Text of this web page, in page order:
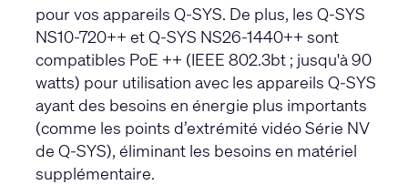
pour vos appareils Q-SYS. De plus, les Q-SYS
NS10-720++ et Q-SYS NS26-1440++ sont
compatibles PoE ++ (IEEE 802.3bt ; jusqu'à 90
watts) pour utilisation avec les appareils Q-SYS
ayant des besoins en énergie plus importants
(comme les points d’extrémité vidéo Série NV
de Q-SYS), éliminant les besoins en matériel
supplémentaire.